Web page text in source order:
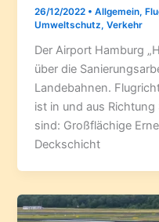
26/12/2022 •Allgemein,
Umweltschutz,Verkehr
Der Airport Hamburg
über die
Landebahnen.
ist in und aus
sind: Großflächige
Deckschicht